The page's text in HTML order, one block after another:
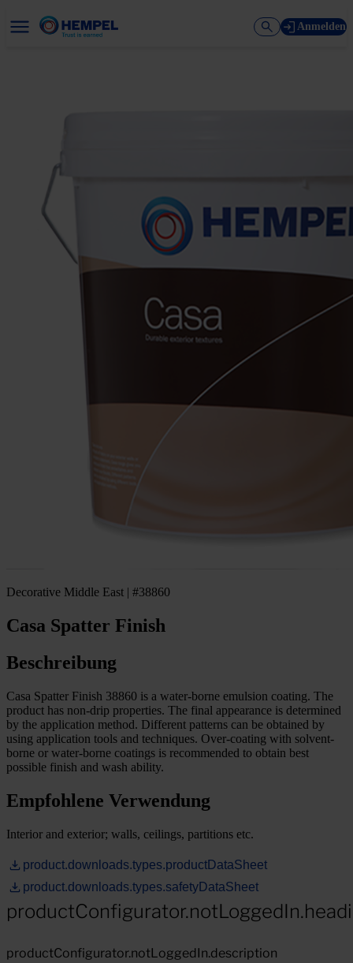
Anmelden
Decorative Middle East | #38860
Casa Spatter Finish
Beschreibung
Casa Spatter Finish 38860 is a water-borne emulsion coating. The
product has non-drip properties. The final appearance is determined
by the application method. Different patterns can be obtained by
using application tools and techniques. Over-coating with solvent-
borne or water-borne coatings is recommended to obtain best
possible finish and wash ability.
Empfohlene Verwendung
Interior and exterior; walls, ceilings, partitions etc.
product.downloads.types.productDataSheet
product.downloads.types.safetyDataSheet
productConfigurator.notLoggedIn.description